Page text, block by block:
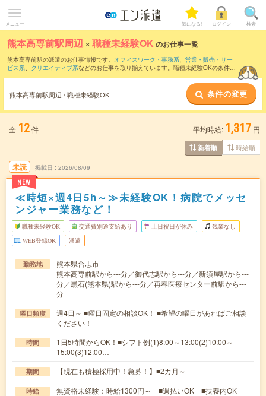
メニュー 気になる! ログイン 検索
熊本高専前駅周辺 ×職種未経験OK のお仕事一覧
熊本高専前駅の派遣のお仕事情報です。 オフィスワーク・事務系、 営業・販売・サー
ビス系、 クリエイティブ系などのお仕事を取り揃えています。職種未経験OKの条件の
熊本高専前駅周辺 / 職種未経験OK 条件の変更
全 12件 平均時給: 1,317 円
新着順 時給順
未読
NEW
掲載日 2026/08/09
≪時短×週4日5h～≫未経験OK！病院でメッセ
ンジャー業務など！
職種未経験OK 交通費別途支給あり 土日祝日が休み 残業なし
WEB登録OK 派遣
勤務地
熊本県合志市
熊本高専前駅から---分／御代志駅から---分／新須屋駅から---
分／黒石(熊本県)駅から---分／再春医療センター前駅から---
分
曜日頻度
週4日～ ■曜日固定の相談OK！ ■希望の曜日があればご相談
ください！
時間
1日5時間からOK！■シフト例(1)8:00～13:00(2)10:00～
15:00(3)12:00…
期間 【現在も積極採用中！急募！】■2カ月～
時給 無資格未経験：時給1300円～ ■週払いOK ■扶養内OK